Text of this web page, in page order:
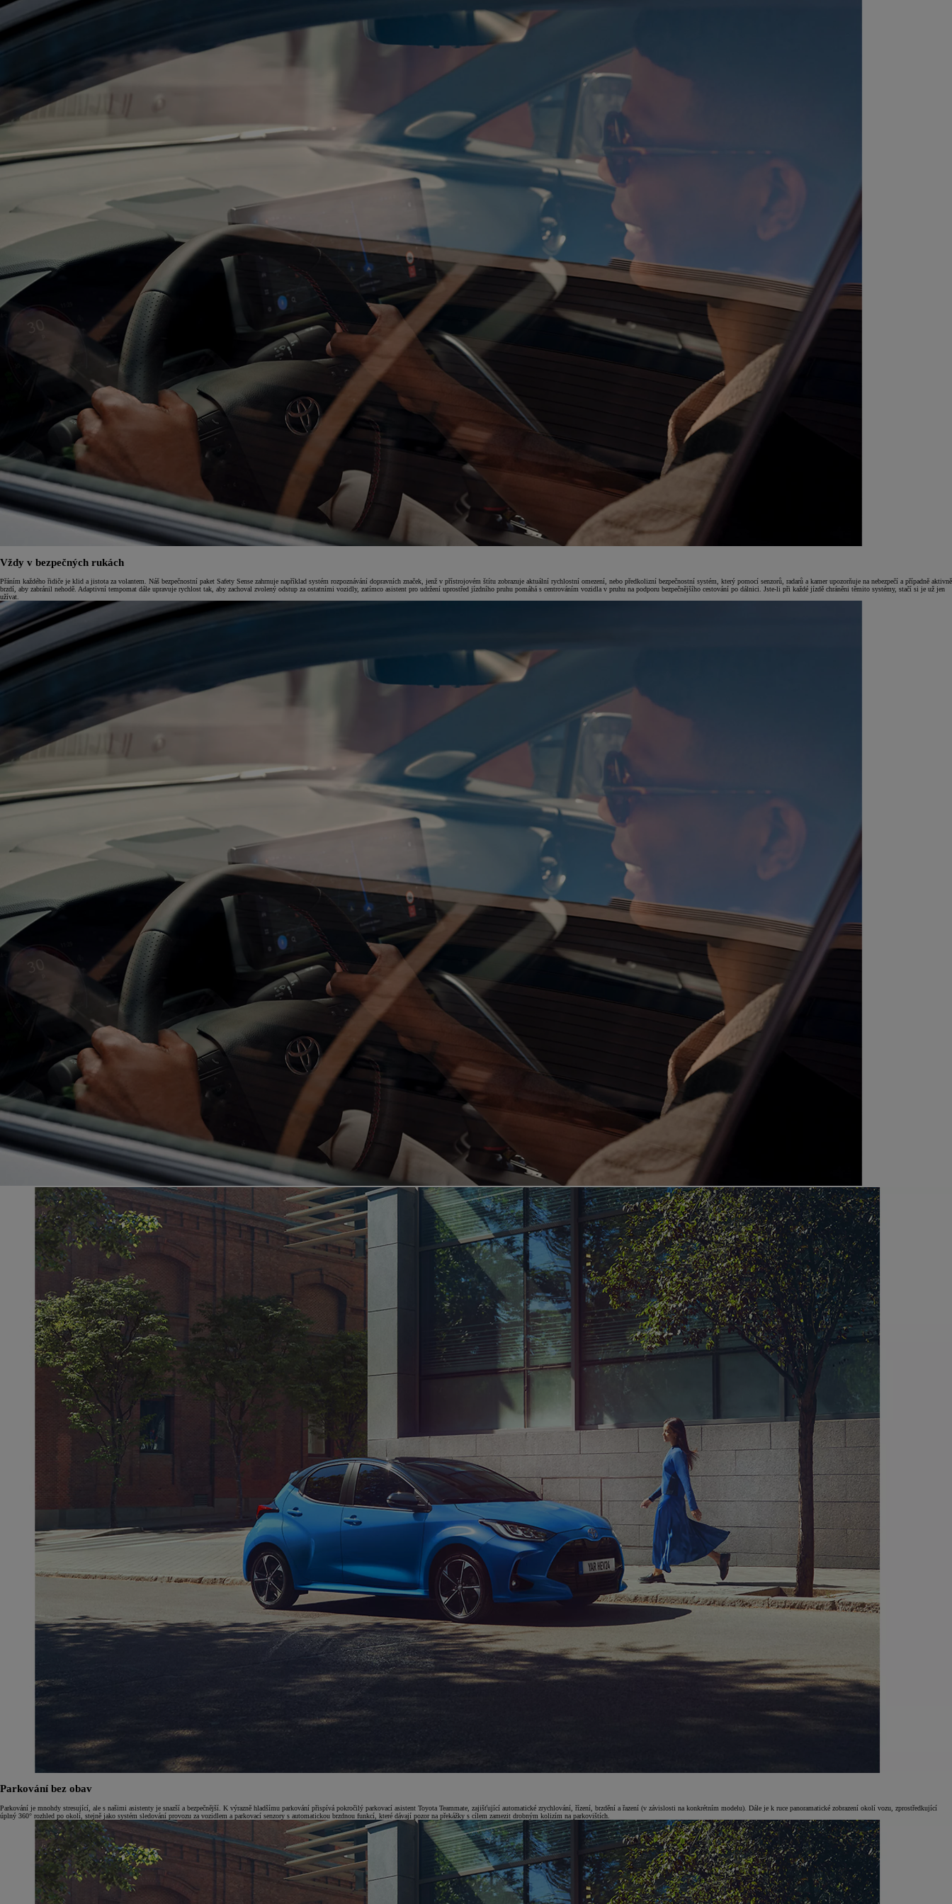
vč. zvýhodnění 20 000 Kč
Yaris Cross
HYBRID
Od549 000 Kč
vč. zvýhodnění
Vždy v bezpečných rukách
Přáním každého řidiče je klid a jistota za volantem. Náš bezpečnostní paket Safety Sense zahrnuje například systém rozpoznávání dopravních značek, jenž v přístrojovém štítu zobrazuje aktuální rychlostní omezení, nebo předkolizní bezpečnostní systém, který pomocí senzorů, radarů a kamer upozorňuje na nebezpečí a případně aktivně
brzdí, aby zabránil nehodě. Adaptivní tempomat dále upravuje rychlost tak, aby zachoval zvolený odstup za ostatními vozidly, zatímco asistent pro udržení uprostřed jízdního pruhu pomáhá s centrováním vozidla v pruhu na podporu bezpečnějšího cestování po dálnici. Jste-li při každé jízdě chráněni těmito systémy, stačí si je už jen
užívat.
Parkování bez obav
Parkování je mnohdy stresující, ale s našimi asistenty je snazší a bezpečnější. K výrazně hladšímu parkování přispívá pokročilý parkovací asistent Toyota Teammate, zajišťující automatické zrychlování, řízení, brzdění a řazení (v závislosti na konkrétním modelu). Dále je k ruce panoramatické zobrazení okolí vozu, zprostředkující
úplný 360° rozhled po okolí, stejně jako systém sledování provozu za vozidlem a parkovací senzory s automatickou brzdnou funkcí, které dávají pozor na překážky s cílem zamezit drobným kolizím na parkovištích.